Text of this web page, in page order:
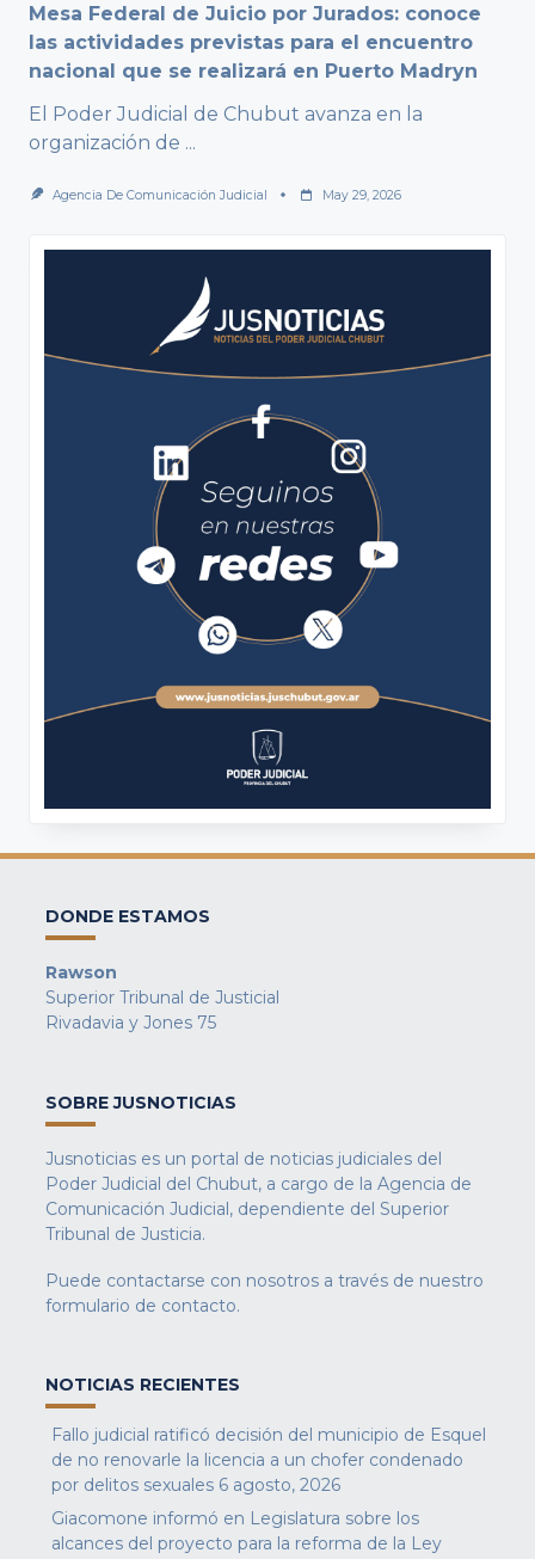
Mesa Federal de Juicio por Jurados: conoce
las actividades previstas para el encuentro
nacional que se realizará en Puerto Madryn
El Poder Judicial de Chubut avanza en la
organización de ...
Agencia De Comunicación Judicial May 29, 2026
DONDE ESTAMOS
Rawson
Superior Tribunal de Justicial
Rivadavia y Jones 75
SOBRE JUSNOTICIAS
Jusnoticias es un portal de noticias judiciales del
Poder Judicial del Chubut, a cargo de la Agencia de
Comunicación Judicial, dependiente del Superior
Tribunal de Justicia.
Puede contactarse con nosotros a través de nuestro
formulario de contacto.
NOTICIAS RECIENTES
Fallo judicial ratificó decisión del municipio de Esquel
de no renovarle la licencia a un chofer condenado
por delitos sexuales 6 agosto, 2026
Giacomone informó en Legislatura sobre los
alcances del proyecto para la reforma de la Ley